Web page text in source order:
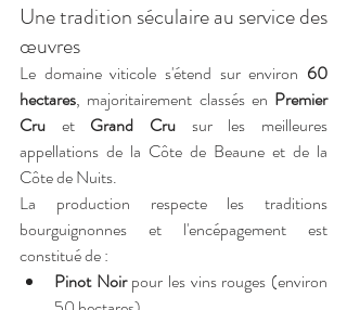
Une tradition séculaire au service des
œuvres
Le domaine viticole s'étend sur environ 60
hectares, majoritairement classés en Premier
Cru et Grand Cru sur les meilleures
appellations de la Côte de Beaune et de la
Côte de Nuits.
La production respecte les traditions
bourguignonnes et l'encépagement est
constitué de :
Pinot Noir pour les vins rouges (environ